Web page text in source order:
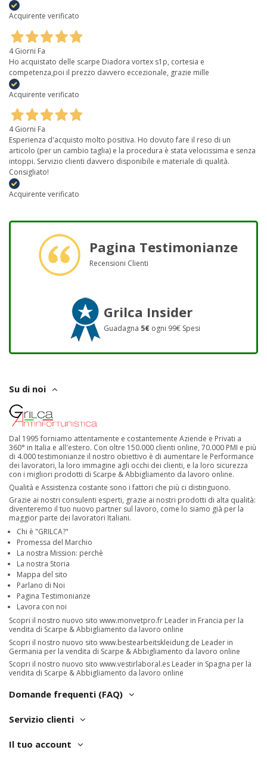
Acquirente verificato
4 Giorni Fa
Ho acquistato delle scarpe Diadora vortex s1p, cortesia e
competenza,poi il prezzo davvero eccezionale, grazie mille
Acquirente verificato
4 Giorni Fa
Esperienza d'acquisto molto positiva. Ho dovuto fare il reso di un
articolo (per un cambio taglia) e la procedura è stata velocissima e senza
intoppi. Servizio clienti davvero disponibile e materiale di qualità.
Consigliato!
Acquirente verificato
Pagina Testimonianze
Recensioni Clienti
Grilca Insider
Guadagna 5€ ogni 99€ Spesi
Su di noi
Dal 1995 forniamo attentamente e costantemente Aziende e Privati a
360° in Italia e all'estero. Con oltre 150.000 clienti online, 70.000 PMI e più
di 4.000 testimonianze il nostro obiettivo è di aumentare le Performance
dei lavoratori, la loro immagine agli occhi dei clienti, e la loro sicurezza
con i migliori prodotti di Scarpe & Abbigliamento da lavoro online.
Qualità e Assistenza costante sono i fattori che più ci distinguono.
Grazie ai nostri consulenti esperti, grazie ai nostri prodotti di alta qualità:
diventeremo il tuo nuovo partner sul lavoro, come lo siamo già per la
maggior parte dei lavoratori Italiani.
Chi è "GRILCA?"
Promessa del Marchio
La nostra Mission: perchè
La nostra Storia
Mappa del sito
Parlano di Noi
Pagina Testimonianze
Lavora con noi
Scopri il nostro nuovo sito www.monvetpro.fr Leader in Francia per la
vendita di Scarpe & Abbigliamento da lavoro online
Scopri il nostro nuovo sito www.bestearbeitskleidung.de Leader in
Germania per la vendita di Scarpe & Abbigliamento da lavoro online
Scopri il nostro nuovo sito www.vestirlaboral.es Leader in Spagna per la
vendita di Scarpe & Abbigliamento da lavoro online
Domande frequenti (FAQ)
Servizio clienti
Il tuo account